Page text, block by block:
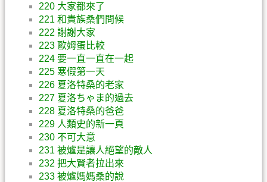
220 大家都來了
221 和貴族桑們問候
222 謝謝大家
223 歐姆蛋比較
224 要一直一直在一起
225 寒假第一天
226 夏洛特桑的老家
227 夏洛ちゃま的過去
228 夏洛特桑的爸爸
229 人類史的新一頁
230 不可大意
231 被爐是讓人絕望的敵人
232 把大賢者拉出來
233 被爐媽媽桑的說